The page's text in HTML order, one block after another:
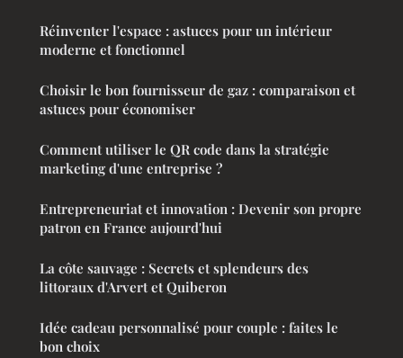
Réinventer l'espace : astuces pour un intérieur
moderne et fonctionnel
Choisir le bon fournisseur de gaz : comparaison et
astuces pour économiser
Comment utiliser le QR code dans la stratégie
marketing d'une entreprise ?
Entrepreneuriat et innovation : Devenir son propre
patron en France aujourd'hui
La côte sauvage : Secrets et splendeurs des
littoraux d'Arvert et Quiberon
Idée cadeau personnalisé pour couple : faites le
bon choix